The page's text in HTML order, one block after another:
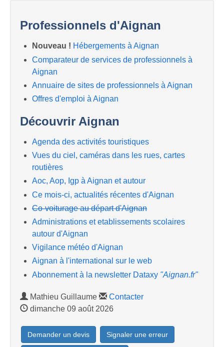
Professionnels d'Aignan
Nouveau ! Hébergements à Aignan
Comparateur de services de professionnels à
Aignan
Annuaire de sites de professionnels à Aignan
Offres d'emploi à Aignan
Découvrir Aignan
Agenda des activités touristiques
Vues du ciel, caméras dans les rues, cartes
routières
Aoc, Aop, Igp à Aignan et autour
Ce mois-ci, actualités récentes d'Aignan
Co-voiturage au départ d'Aignan
Administrations et etablissements scolaires
autour d'Aignan
Vigilance météo d'Aignan
Aignan à l'international sur le web
Abonnement à la newsletter Dataxy "Aignan.fr"
Mathieu Guillaume
Contacter
dimanche 09 août 2026
Demander un devis Signaler une erreur